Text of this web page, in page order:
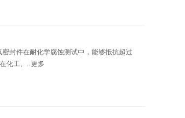
封件在耐化学腐蚀测试中，能够抵抗超过
化工、..更多